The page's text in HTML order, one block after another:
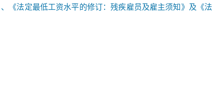
《法定最低工资水平的修订：残疾雇员及雇主须知》及《法